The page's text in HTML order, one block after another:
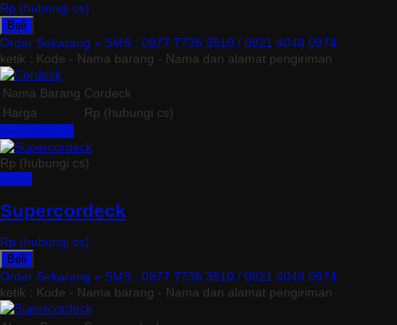
Rp (hubungi cs)
Beli
Order Sekarang » SMS : 0877 7736 3510 / 0821 4048 0974
ketik : Kode - Nama barang - Nama dan alamat pengiriman
Nama Barang Cordeck
Harga
Rp (hubungi cs)
Rp (hubungi cs)
Supercordeck
Rp (hubungi cs)
Beli
Order Sekarang » SMS : 0877 7736 3510 / 0821 4048 0974
ketik : Kode - Nama barang - Nama dan alamat pengiriman